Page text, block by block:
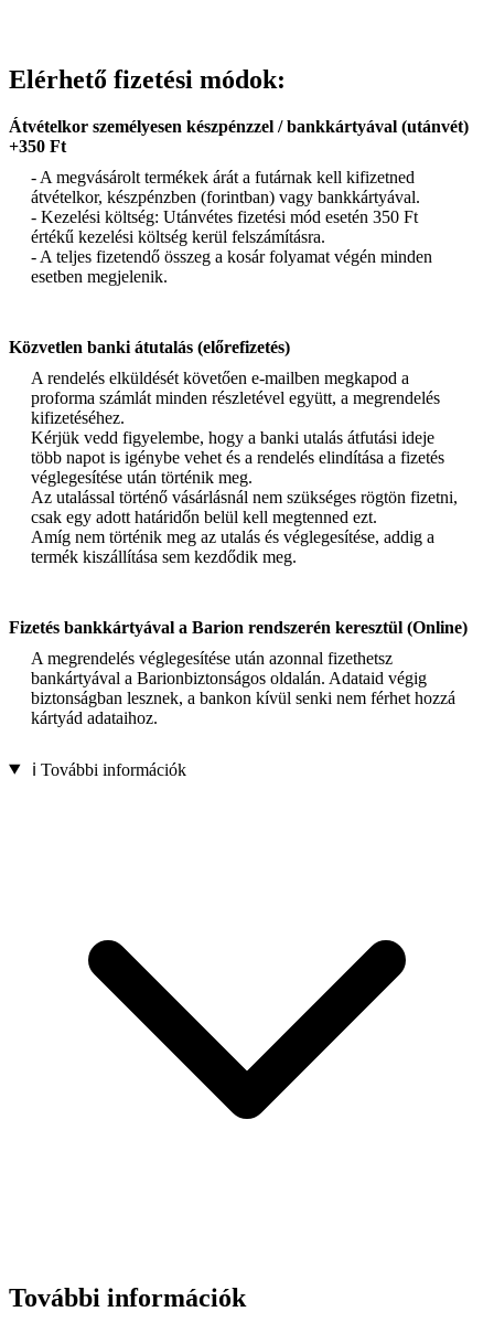
Elérhető fizetési módok:
Átvételkor személyesen készpénzzel / bankkártyával (utánvét)
+350 Ft
- A megvásárolt termékek árát a futárnak kell kifizetned
átvételkor, készpénzben (forintban) vagy bankkártyával.
- Kezelési költség: Utánvétes fizetési mód esetén 350 Ft
értékű kezelési költség kerül felszámításra.
- A teljes fizetendő összeg a kosár folyamat végén minden
esetben megjelenik.
Közvetlen banki átutalás (előrefizetés)
A rendelés elküldését követően e-mailben megkapod a
proforma számlát minden részletével együtt, a megrendelés
kifizetéséhez.
Kérjük vedd figyelembe, hogy a banki utalás átfutási ideje
több napot is igénybe vehet és a rendelés elindítása a fizetés
véglegesítése után történik meg.
Az utalással történő vásárlásnál nem szükséges rögtön fizetni,
csak egy adott határidőn belül kell megtenned ezt.
Amíg nem történik meg az utalás és véglegesítése, addig a
termék kiszállítása sem kezdődik meg.
Fizetés bankkártyával a Barion rendszerén keresztül (Online)
A megrendelés véglegesítése után azonnal fizethetsz
bankártyával a Barionbiztonságos oldalán. Adataid végig
biztonságban lesznek, a bankon kívül senki nem férhet hozzá
kártyád adataihoz.
ℹ️ További információk
További információk